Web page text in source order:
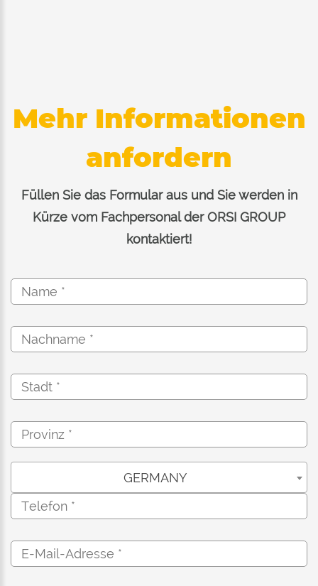
Mehr Informationen
anfordern
Füllen Sie das Formular aus und Sie werden in
Kürze vom Fachpersonal der ORSI GROUP
kontaktiert!
GERMANY